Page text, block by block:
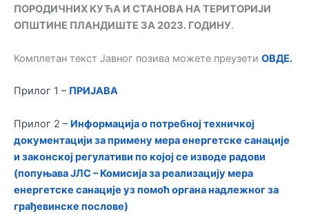
ПОРОДИЧНИХ КУЋА И СТАНОВА НА ТЕРИТОРИЈИ
ОПШТИНЕ ПЛАНДИШТЕ ЗА 2023. ГОДИНУ.
Комплетан текст Јавног позива можете преузети ОВДЕ.
Прилог 1 – ПРИЈАВА
Прилог 2 – Информација о потребној техничкој
документацији за примену мера енергетске санације
и законској регулативи по којој се изводе радови
(попуњава ЈЛС – Комисија за реализацију мера
енергетске санације уз помоћ органа надлежног за
грађевинске послове)